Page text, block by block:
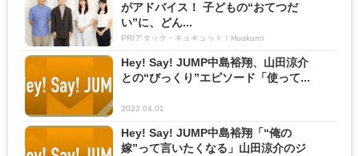
がアドバイス！ 子どもの“おてつだ
い”に、どん...
PR(アタック・キュキュット｜Hugkum)
Hey! Say! JUMP中島裕翔、山田涼介
との“びっくり”エピソード「使って...
2022.04.01
Hey! Say! JUMP中島裕翔「“俺の
嫁”って言いたくなる」山田涼介のジ